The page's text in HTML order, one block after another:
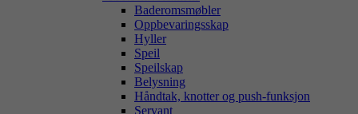
Baderomsmøbler
Oppbevaringsskap
Hyller
Speil
Speilskap
Belysning
Håndtak, knotter og push-funksjon
Servant